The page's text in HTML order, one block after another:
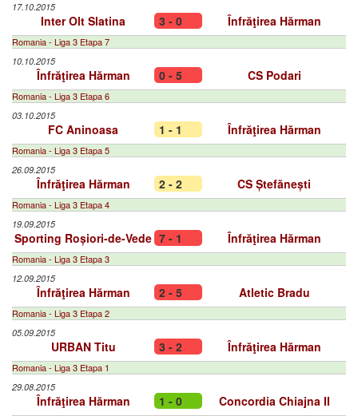
17.10.2015
Inter Olt Slatina 3 - 0 Înfrăţirea Hărman
Romania - Liga 3 Etapa 7
10.10.2015
Înfrăţirea Hărman 0 - 5 CS Podari
Romania - Liga 3 Etapa 6
03.10.2015
FC Aninoasa 1 - 1 Înfrăţirea Hărman
Romania - Liga 3 Etapa 5
26.09.2015
Înfrăţirea Hărman 2 - 2 CS Ștefănești
Romania - Liga 3 Etapa 4
19.09.2015
Sporting Roșiori-de-Vede 7 - 1 Înfrăţirea Hărman
Romania - Liga 3 Etapa 3
12.09.2015
Înfrăţirea Hărman 2 - 5 Atletic Bradu
Romania - Liga 3 Etapa 2
05.09.2015
URBAN Titu 3 - 2 Înfrăţirea Hărman
Romania - Liga 3 Etapa 1
29.08.2015
Înfrăţirea Hărman 1 - 0 Concordia Chiajna II